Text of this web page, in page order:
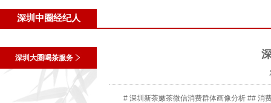
深圳中圈经纪人
深圳大圈喝茶服务
# 深圳新茶嫩茶微信消费群体画像分析 ## 消